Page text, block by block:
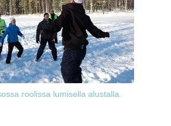
roolissa lumisella alustalla.